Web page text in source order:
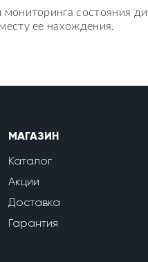
состояния
ее нахождения.
МАГАЗИН
Каталог
Акции
Доставка
Гарантия